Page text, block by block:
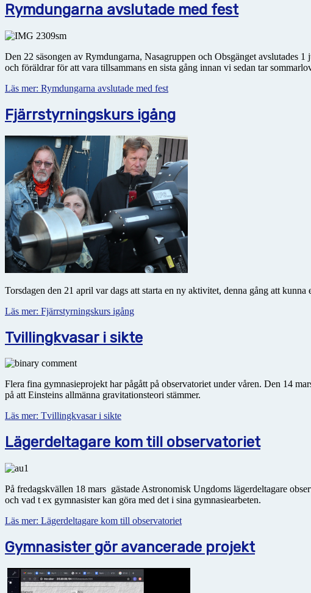
Rymdungarna avslutade med fest
Den 22 säsongen av Rymdungarna, Nasagruppen och Obsgänget avslutades
och föräldrar för att vara tillsammans en sista gång innan vi sedan tar
Läs mer: Rymdungarna avslutade med fest
Fjärrstyrningskurs igång
Torsdagen den 21 april var dags att starta en ny aktivitet, denna gång att
Läs mer: Fjärrstyrningskurs igång
Tvillingkvasar i sikte
Flera fina gymnasieprojekt har pågått på observatoriet under våren. Den 14
på att Einsteins allmänna gravitationsteori stämmer.
Läs mer: Tvillingkvasar i sikte
Lägerdeltagare kom till observatoriet
På fredagskvällen 18 mars gästade Astronomisk Ungdoms lägerdeltagare
och vad t ex gymnasister kan göra med det i sina gymnasiearbeten.
Läs mer: Lägerdeltagare kom till observatoriet
Gymnasister gör avancerade projekt